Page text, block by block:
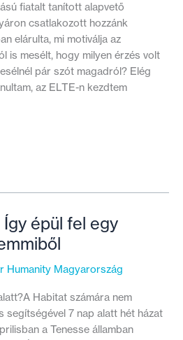
fiatalt tanított alapvető
csatlakozott hozzánk
elárulta, mi motiválja az
is mesélt, hogy milyen érzés volt
pár szót magadról? Elég
az ELTE-n kezdtem
épül fel egy
Humanity Magyarország
Habitat számára nem
segítségével 7 nap alatt hét házat
a Tenesse államban